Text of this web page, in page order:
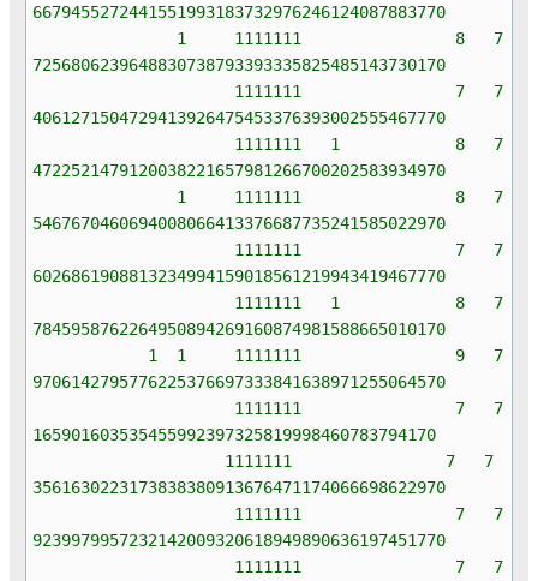
6679455272441551993183732976246124087883770
1 1111111 8 7
7256806239648830738793393335825485143730170
1111111 7 7
4061271504729413926475453376393002555467770
1111111 1 8 7
4722521479120038221657981266700202583934970
1 1111111 8 7
5467670460694008066413376687735241585022970
1111111 7 7
6026861908813234994159018561219943419467770
1111111 1 8 7
7845958762264950894269160874981588665010170
1 1 1111111 9 7
9706142795776225376697333841638971255064570
1111111 7 7
165901603535455992397325819998460783794170
1111111 7 7
3561630223173838380913676471174066698622970
1111111 7 7
9239979957232142009320618949890636197451770
1111111 7 7